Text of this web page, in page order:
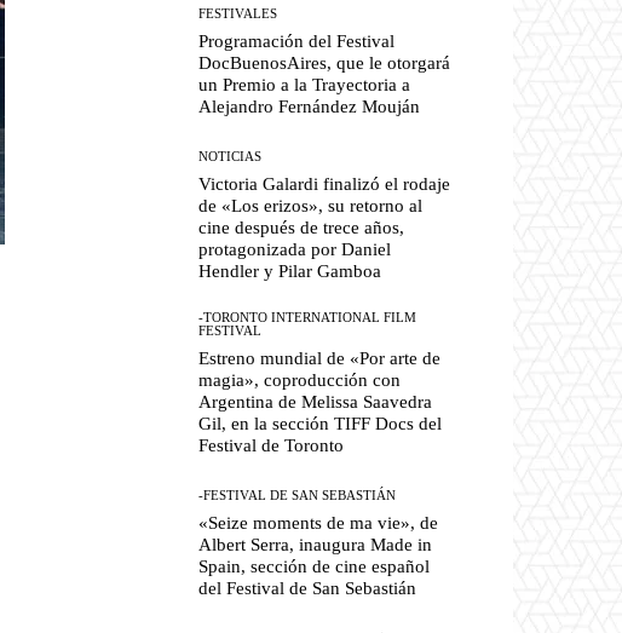
FESTIVALES
Programación del Festival
DocBuenosAires, que le otorgará
un Premio a la Trayectoria a
Alejandro Fernández Mouján
NOTICIAS
Victoria Galardi finalizó el rodaje
de «Los erizos», su retorno al
cine después de trece años,
protagonizada por Daniel
Hendler y Pilar Gamboa
-TORONTO INTERNATIONAL FILM
FESTIVAL
Estreno mundial de «Por arte de
magia», coproducción con
Argentina de Melissa Saavedra
Gil, en la sección TIFF Docs del
Festival de Toronto
-FESTIVAL DE SAN SEBASTIÁN
«Seize moments de ma vie», de
Albert Serra, inaugura Made in
Spain, sección de cine español
del Festival de San Sebastián